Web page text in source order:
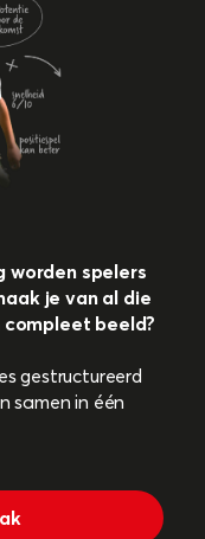
worden spelers
je van al die
beeld?
gestructureerd
samen in één